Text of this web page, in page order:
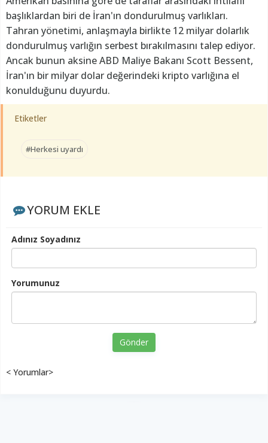
başlıklardan biri de İran'ın dondurulmuş varlıkları.
Tahran yönetimi, anlaşmayla birlikte 12 milyar dolarlık
dondurulmuş varlığın serbest bırakılmasını talep ediyor.
Ancak bunun aksine ABD Maliye Bakanı Scott Bessent,
İran'ın bir milyar dolar değerindeki kripto varlığına el
konulduğunu duyurdu.
Etiketler
#Herkesi uyardı
YORUM EKLE
Adınız Soyadınız
Yorumunuz
Gönder
< Yorumlar>